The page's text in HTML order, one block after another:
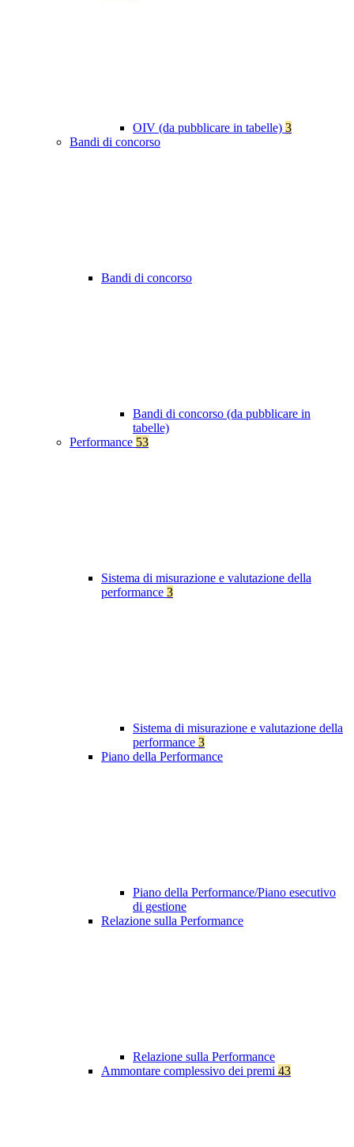
OIV (da pubblicare in tabelle) 3
Bandi di concorso
Bandi di concorso
Bandi di concorso (da pubblicare in
tabelle)
Performance 53
Sistema di misurazione e valutazione della
performance 3
Sistema di misurazione e valutazione della
performance 3
Piano della Performance
Piano della Performance/Piano esecutivo
di gestione
Relazione sulla Performance
Relazione sulla Performance
Ammontare complessivo dei premi 43